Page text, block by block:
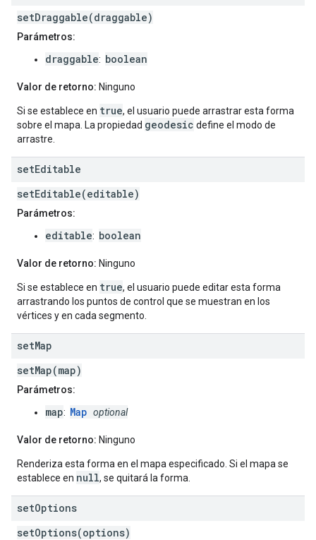
setDraggable(draggable)
Parámetros:
draggable: boolean
Valor de retorno: Ninguno
Si se establece en true, el usuario puede arrastrar esta forma
sobre el mapa. La propiedad geodesic define el modo de
arrastre.
setEditable
setEditable(editable)
Parámetros:
editable: boolean
Valor de retorno: Ninguno
Si se establece en true, el usuario puede editar esta forma
arrastrando los puntos de control que se muestran en los
vértices y en cada segmento.
setMap
setMap(map)
Parámetros:
map: Map optional
Valor de retorno: Ninguno
Renderiza esta forma en el mapa especificado. Si el mapa se
establece en null, se quitará la forma.
setOptions
setOptions(options)